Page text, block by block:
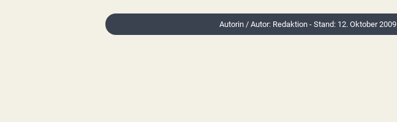
Autorin / Autor: Redaktion - Stand: 12. Oktober 2009